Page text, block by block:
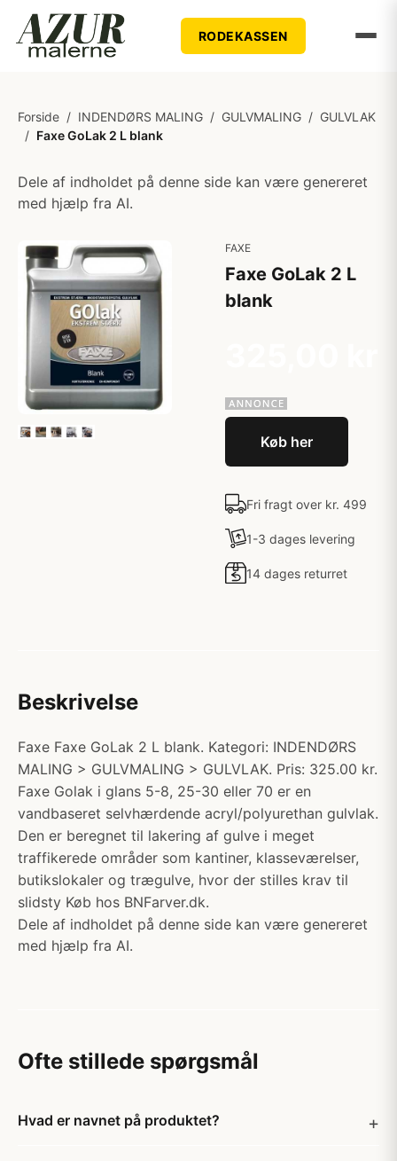
RODEKASSEN
Forside / INDENDØRS MALING / GULVMALING / GULVLAK
/ Faxe GoLak 2 L blank
Dele af indholdet på denne side kan være genereret
med hjælp fra AI.
FAXE
Faxe GoLak 2 L
blank
Køb her
Fri fragt over kr. 499
1-3 dages levering
14 dages returret
Beskrivelse
Faxe Faxe GoLak 2 L blank. Kategori: INDENDØRS
MALING > GULVMALING > GULVLAK. Pris: 325.00 kr.
Faxe Golak i glans 5-8, 25-30 eller 70 er en
vandbaseret selvhærdende acryl/polyurethan gulvlak.
Den er beregnet til lakering af gulve i meget
traffikerede områder som kantiner, klasseværelser,
butikslokaler og trægulve, hvor der stilles krav til
slidsty Køb hos BNFarver.dk.
Dele af indholdet på denne side kan være genereret
med hjælp fra AI.
Ofte stillede spørgsmål
Hvad er navnet på produktet?